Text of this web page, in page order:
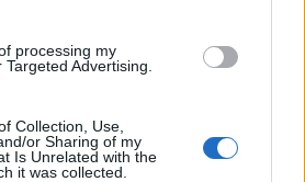
processing my
Advertising.
Collection, Use,
or Sharing of my
Is Unrelated with the
it was collected.